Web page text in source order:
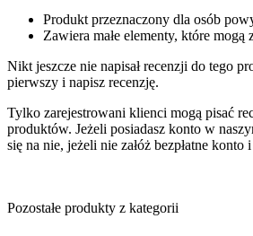
Produkt przeznaczony dla osób
Zawiera małe elementy, które mogą
Nikt jeszcze nie napisał recenzji do tego
pierwszy i napisz recenzję.
Tylko zarejestrowani klienci mogą pisać
produktów. Jeżeli posiadasz konto w
się na nie, jeżeli nie załóż bezpłatne konto
Pozostałe produkty z kategorii